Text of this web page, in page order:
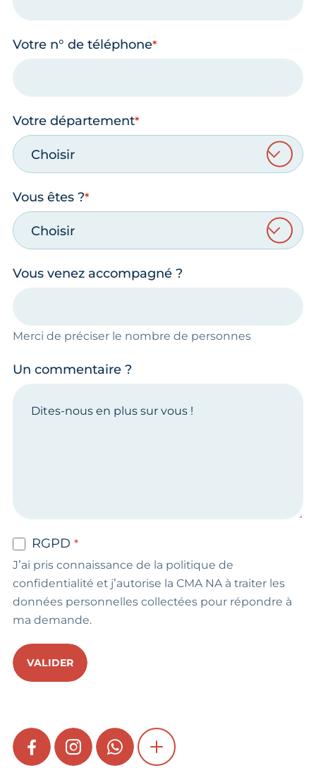
Votre n° de téléphone
Votre département
Choisir
Vous êtes ?
Choisir
Vous venez accompagné ?
Merci de préciser le nombre de personnes
Un commentaire ?
RGPD
J’ai pris connaissance de la politique de
confidentialité et j’autorise la CMA NA à traiter les
données personnelles collectées pour répondre à
ma demande.
VALIDER
FACEBOOKINSTAGRAMWHATSAPPSHOW MORE